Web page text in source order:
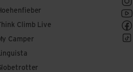
Climb Live
Camper